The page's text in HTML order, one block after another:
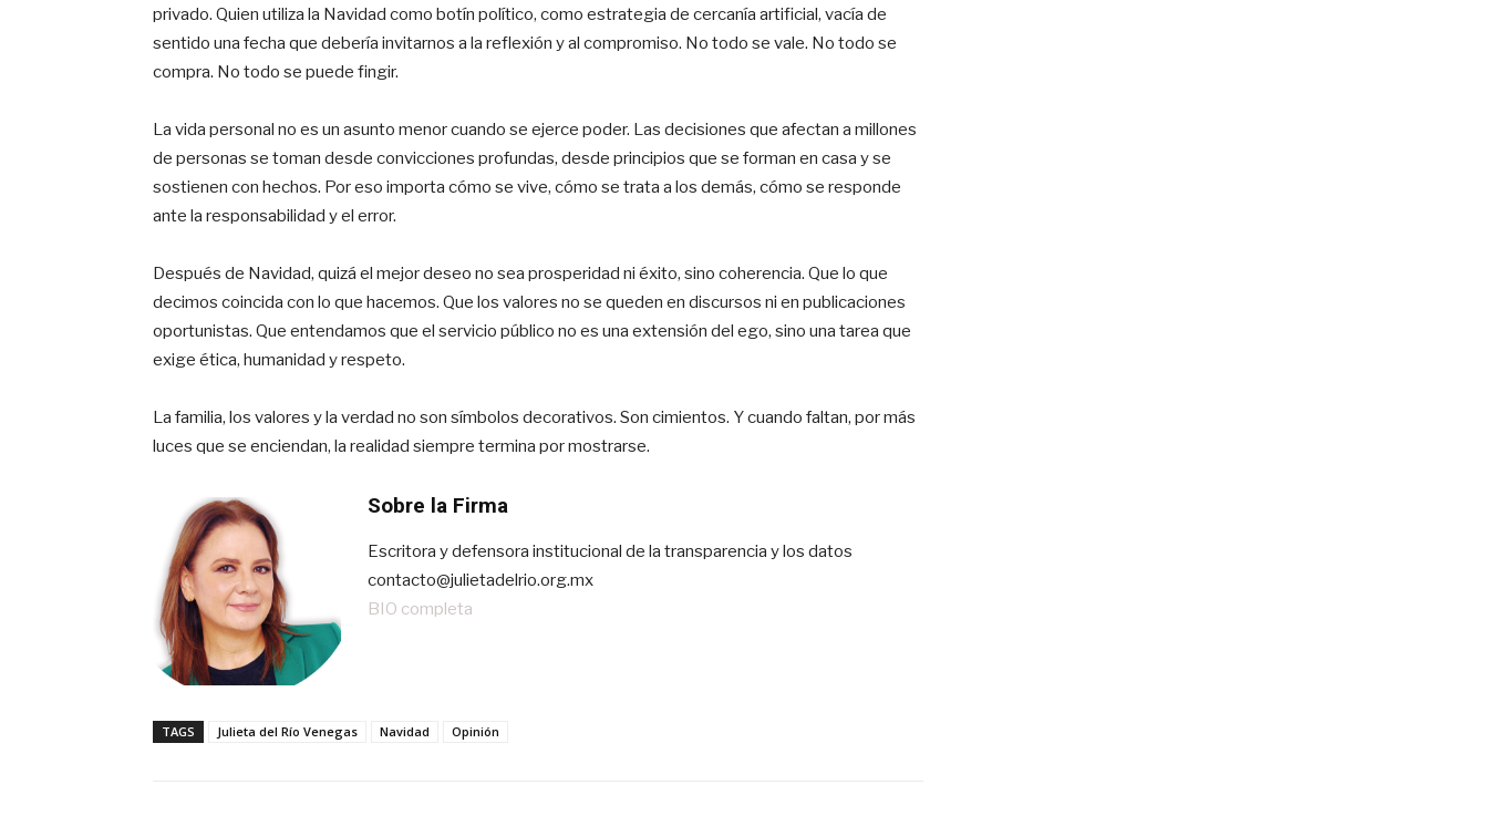
privado. Quien utiliza la Navidad como botín político, como estrategia de cercanía artificial, vacía de
sentido una fecha que debería invitarnos a la reflexión y al compromiso. No todo se vale. No todo se
compra. No todo se puede fingir.
La vida personal no es un asunto menor cuando se ejerce poder. Las decisiones que afectan a millones
de personas se toman desde convicciones profundas, desde principios que se forman en casa y se
sostienen con hechos. Por eso importa cómo se vive, cómo se trata a los demás, cómo se responde
ante la responsabilidad y el error.
Después de Navidad, quizá el mejor deseo no sea prosperidad ni éxito, sino coherencia. Que lo que
decimos coincida con lo que hacemos. Que los valores no se queden en discursos ni en publicaciones
oportunistas. Que entendamos que el servicio público no es una extensión del ego, sino una tarea que
exige ética, humanidad y respeto.
La familia, los valores y la verdad no son símbolos decorativos. Son cimientos. Y cuando faltan, por más
luces que se enciendan, la realidad siempre termina por mostrarse.
Sobre la Firma
Escritora y defensora institucional de la transparencia y los datos
contacto@julietadelrio.org.mx
BIO completa
TAGS Julieta del Río Venegas Navidad Opinión